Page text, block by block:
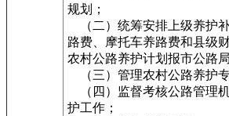
规划；
（二）统筹安排上级养护
路费、摩托车养路费和县级
农村公路养护计划报市公路局
（三）管理农村公路养护专
（四）监督考核公路管理
护工作；